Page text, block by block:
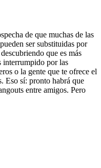
de que muchas de las
ser substituidas por
que es más
interrumpido por las
o la gente que te ofrece el
Eso sí: pronto habrá que
entre amigos. Pero